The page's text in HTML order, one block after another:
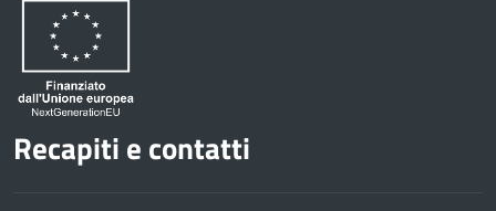
Recapiti e contatti